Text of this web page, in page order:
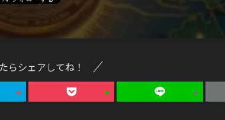
らシェアしてね！